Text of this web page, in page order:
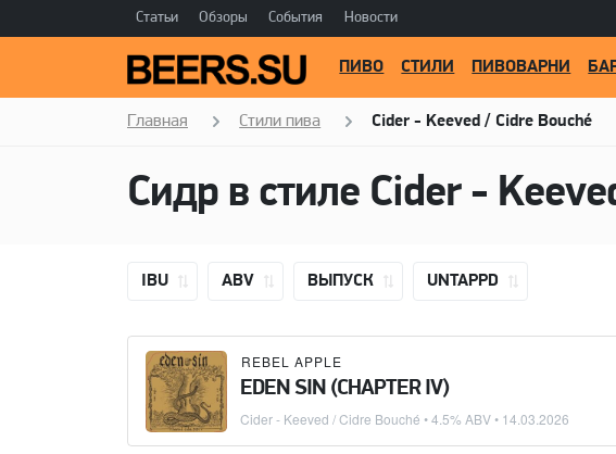
Статьи Обзоры События Новости
ПИВО СТИЛИ ПИВОВАРНИ
Главная Стили пива Cider - Keeved / Cidre Bouché
Сидр в стиле Cider -
IBU ABV ВЫПУСК UNTAPPD
REBEL APPLE
EDEN SIN (CHAPTER IV)
Cider - Keeved / Cidre Bouché • 4.5% ABV • 14.03.2026